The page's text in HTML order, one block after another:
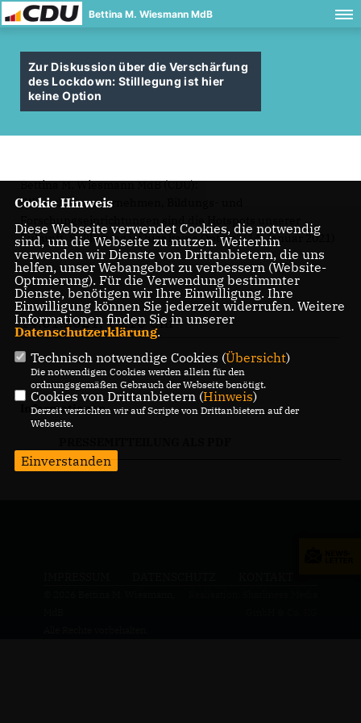
Bettina M. Wiesmann MdB
Zur Diskussion über die Verschärfung
des Lockdown: Stilllegung ist hier
keine Option
Bettina M. Wiesmann MdB (CDU):
Wirtschaftsunternehmen, Bildungs- und
Forschungseinrichtungen sind die Hotspots unserer
Zukunft. Stilllegung ist hier keine Option“ (14. Januar 2021)
14.01.2021, 16:10 Uhr
Informationen
Cookie Hinweis
Diese Webseite verwendet Cookies, die notwendig
sind, um die Webseite zu nutzen. Weiterhin
verwenden wir Dienste von Drittanbietern, die uns
helfen, unser Webangebot zu verbessern (Website-
Optmierung). Für die Verwendung bestimmter
Dienste, benötigen wir Ihre Einwilligung. Ihre
Einwilligung können Sie jederzeit widerrufen. Weitere
Informationen finden Sie in unserer
Datenschutzerklärung.
Technisch notwendige Cookies (Übersicht)
Die notwendigen Cookies werden allein für den
ordnungsgemäßen Gebrauch der Webseite benötigt.
Cookies von Drittanbietern (Hinweis)
Derzeit verzichten wir auf Scripte von Drittanbietern auf der
Webseite.
Einverstanden